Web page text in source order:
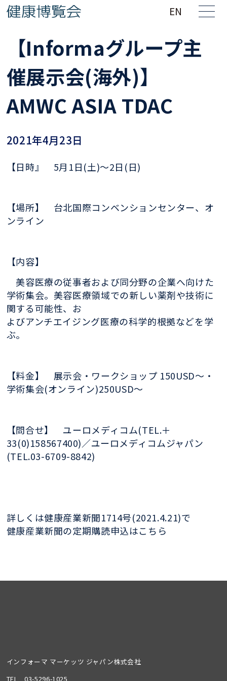
EN
【Informaグループ主
催展示会(海外)】
AMWC ASIA TDAC
2021年4月23日
【日時』 5月1日(土)～2日(日)
【場所】 台北国際コンベンションセンター、オ
ンライン
【内容】
美容医療の従事者および同分野の企業へ向けた
学術集会。美容医療領域での新しい薬剤や技術に
関する可能性、お
よびアンチエイジング医療の科学的根拠などを学
ぶ。
【料金】 展示会・ワークショップ 150USD～・
学術集会(オンライン)250USD～
【問合せ】 ユーロメディコム(TEL.＋
33(0)158567400)／ユーロメディコムジャパン
(TEL.03-6709-8842)
詳しくは健康産業新聞1714号(2021.4.21)で
健康産業新聞の定期購読申込はこちら
インフォーマ マーケッツ ジャパン株式会社
TEL03-5296-1025